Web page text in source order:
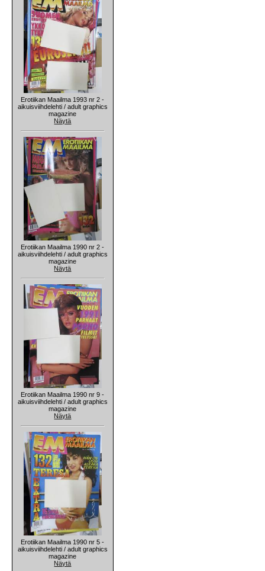
Erotiikan Maailma 1993 nr 2 -
aikuisviihdelehti / adult graphics
magazine
Näytä
Erotiikan Maailma 1990 nr 2 -
aikuisviihdelehti / adult graphics
magazine
Näytä
Erotiikan Maailma 1990 nr 9 -
aikuisviihdelehti / adult graphics
magazine
Näytä
Erotiikan Maailma 1990 nr 5 -
aikuisviihdelehti / adult graphics
magazine
Näytä